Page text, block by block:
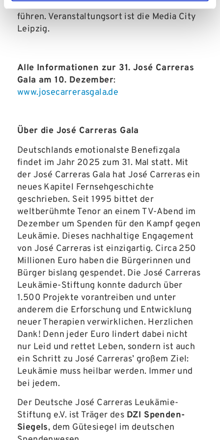
SpirraundSven Lorigdurch den Galaabend
führen. Veranstaltungsort ist die Media City
Leipzig.
Alle Informationen zur 31. José Carreras
Gala am 10. Dezember:
www.josecarrerasgala.de
Über die José Carreras Gala
Deutschlands emotionalste Benefizgala
findet im Jahr 2025 zum 31. Mal statt. Mit
der José Carreras Gala hat José Carreras ein
neues Kapitel Fernsehgeschichte
geschrieben. Seit 1995 bittet der
weltberühmte Tenor an einem TV-Abend im
Dezember um Spenden für den Kampf gegen
Leukämie. Dieses nachhaltige Engagement
von José Carreras ist einzigartig. Circa 250
Millionen Euro haben die Bürgerinnen und
Bürger bislang gespendet. Die José Carreras
Leukämie-Stiftung konnte dadurch über
1.500 Projekte vorantreiben und unter
anderem die Erforschung und Entwicklung
neuer Therapien verwirklichen. Herzlichen
Dank! Denn jeder Euro lindert dabei nicht
nur Leid und rettet Leben, sondern ist auch
ein Schritt zu José Carreras’ großem Ziel:
Leukämie muss heilbar werden. Immer und
bei jedem.
Der Deutsche José Carreras Leukämie-
Stiftung e.V. ist Träger des DZI Spenden-
Siegels, dem Gütesiegel im deutschen